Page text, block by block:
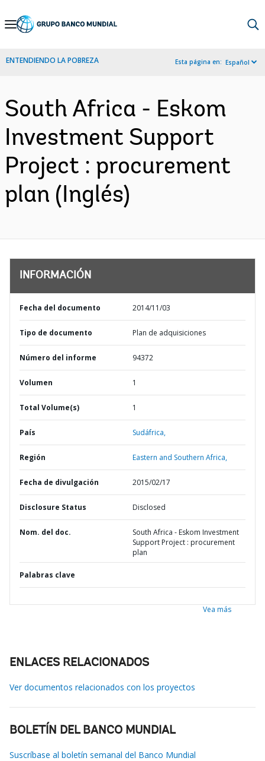
Skip
Navigation
ENTENDIENDO LA POBREZA Esta página en: Español
South Africa - Eskom
Investment Support
Project : procurement
plan (Inglés)
INFORMACIÓN
Fecha del documento 2014/11/03
Tipo de documento Plan de adquisiciones
Número del informe 94372
Volumen 1
Total Volume(s) 1
País Sudáfrica,
Región Eastern and Southern Africa,
Fecha de divulgación 2015/02/17
Disclosure Status Disclosed
Nom. del doc.
South Africa - Eskom Investment
Support Project : procurement
plan
Palabras clave
Vea más
ENLACES RELACIONADOS
Ver documentos relacionados con los proyectos
BOLETÍN DEL BANCO MUNDIAL
Suscríbase al boletín semanal del Banco Mundial